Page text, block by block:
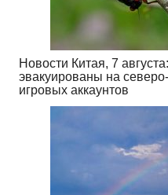
Новости Китая, 7
эвакуированы на
игровых аккаунтов